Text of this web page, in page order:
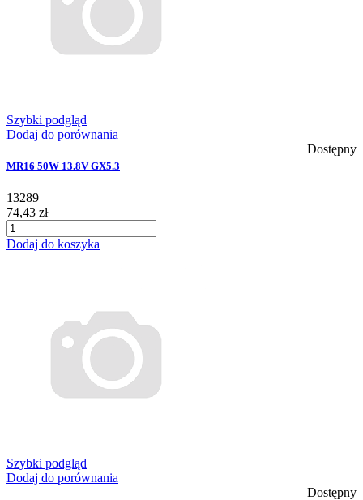
Szybki podgląd
Dodaj do porównania
Dostępny
MR16 50W 13.8V GX5.3
13289
74,43 zł
Dodaj do koszyka
Szybki podgląd
Dodaj do porównania
Dostępny